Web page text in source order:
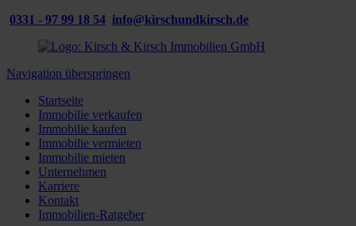
0331 - 97 99 18 54 info@kirschundkirsch.de
Navigation überspringen
Startseite
Immobilie verkaufen
Immobilie kaufen
Immobilie vermieten
Immobilie mieten
Unternehmen
Karriere
Kontakt
Immobilien-Ratgeber